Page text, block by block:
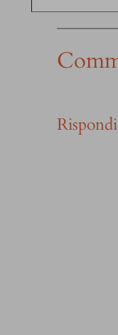
Rispondi